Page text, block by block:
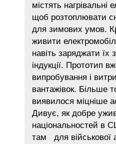
містять нагрівальні
щоб розтоплювати
для зимових умов.
живити
навіть заряджати їх
індукції. Прототип
випробування і
вантажівок. Більше
виявилося міцніше
Дивує, як добре
національностей в
там для військової